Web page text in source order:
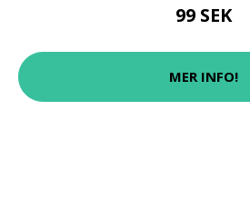
99 SEK
MER INFO!